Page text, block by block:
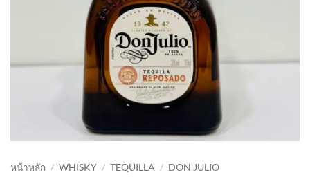
หน้าหลัก / WHISKY / TEQUILLA / DON JULIO